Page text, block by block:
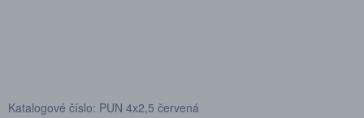
Katalogové číslo: PUN 4x2,5 červená